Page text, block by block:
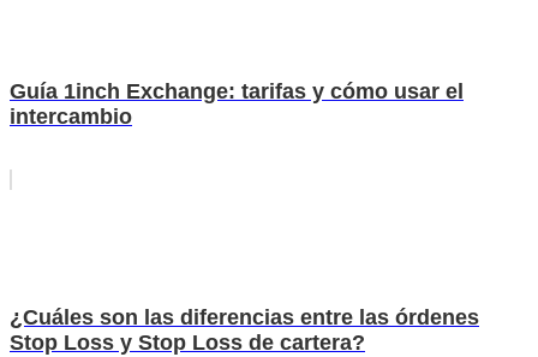
Guía 1inch Exchange: tarifas y cómo usar el
intercambio
¿Cuáles son las diferencias entre las órdenes
Stop Loss y Stop Loss de cartera?